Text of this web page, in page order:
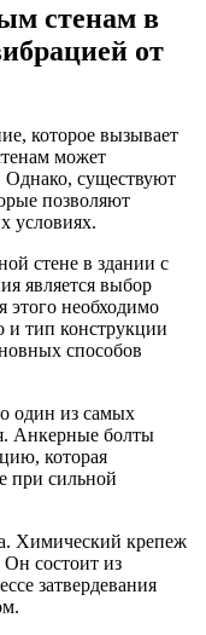
стенам в
от
которое вызывает
может
Однако, существуют
позволяют
условиях.
стене в здании с
является выбор
необходимо
и тип конструкции
способов
один из самых
Анкерные болты
которая
при сильной
Химический крепеж
состоит из
затвердевания